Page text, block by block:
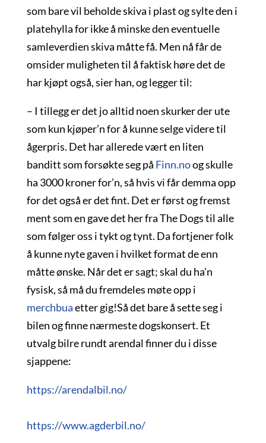
som bare vil beholde skiva i plast og sylte den i
platehylla for ikke å minske den eventuelle
samleverdien skiva måtte få. Men nå får de
omsider muligheten til å faktisk høre det de
har kjøpt også, sier han, og legger til:
– I tillegg er det jo alltid noen skurker der ute
som kun kjøper’n for å kunne selge videre til
ågerpris. Det har allerede vært en liten
banditt som forsøkte seg på Finn.noog skulle
ha 3000 kroner for’n, så hvis vi får demma opp
for det også er det fint. Det er først og fremst
ment som en gave det her fra The Dogs til alle
som følger oss i tykt og tynt. Da fortjener folk
å kunne nyte gaven i hvilket format de enn
måtte ønske. Når det er sagt; skal du ha’n
fysisk, så må du fremdeles møte opp i
merchbuaetter gig!Så det bare å sette seg i
bilen og finne nærmeste dogskonsert. Et
utvalg bilre rundt arendal finner du i disse
sjappene:
https://arendalbil.no/
https://www.agderbil.no/